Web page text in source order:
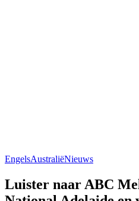
EngelsAustraliëNieuws
Luister naar ABC